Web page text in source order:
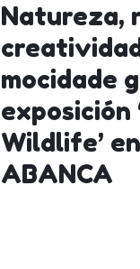
Natureza,
mocidade
exposición
Wildlife’
ABANCA